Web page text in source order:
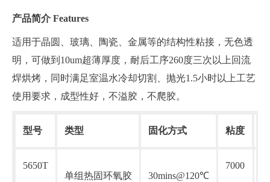
产品简介 Features
适用于晶圆、玻璃、陶瓷、金属等的结构性粘接，无色透
明，可做到10um超薄厚度，耐后工序260度三次以上回流
焊烘烤，同时满足室温水冷却切割、抛光1.5小时以上工艺
使用要求，成型性好，不溢胶，不爬胶。
型号 类型 固化方式 粘度
5650T
单组热固环氧胶
30mins@120℃
7000